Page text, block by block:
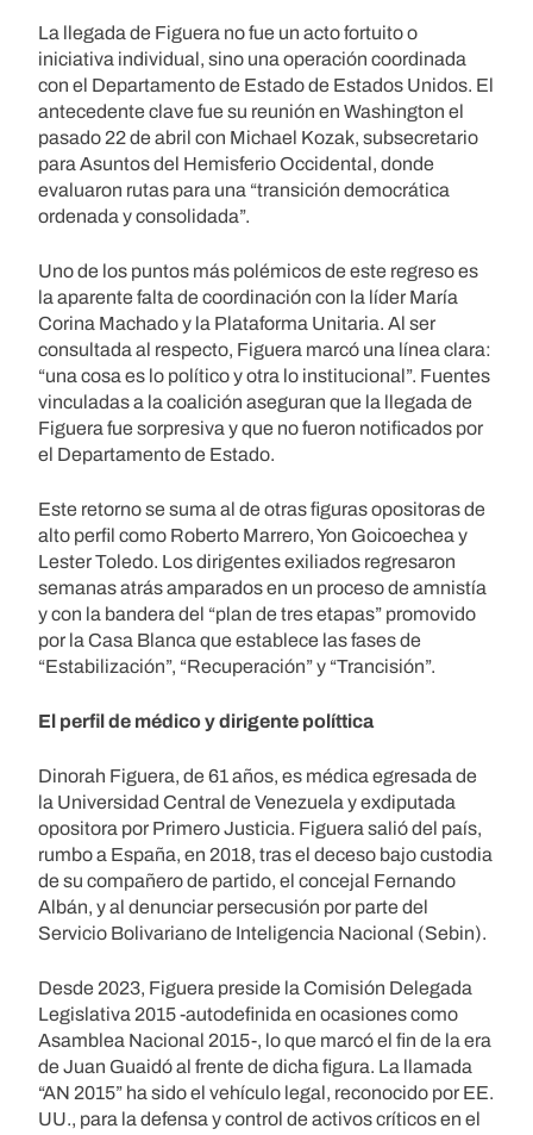
La llegada de Figuera no fue un acto fortuito o
iniciativa individual, sino una operación coordinada
con el Departamento de Estado de Estados Unidos. El
antecedente clave fue su reunión en Washington el
pasado 22 de abril con Michael Kozak, subsecretario
para Asuntos del Hemisferio Occidental, donde
evaluaron rutas para una “transición democrática
ordenada y consolidada”.
Uno de los puntos más polémicos de este regreso es
la aparente falta de coordinación con la líder María
Corina Machado y la Plataforma Unitaria. Al ser
consultada al respecto, Figuera marcó una línea clara:
“una cosa es lo político y otra lo institucional”. Fuentes
vinculadas a la coalición aseguran que la llegada de
Figuera fue sorpresiva y que no fueron notificados por
el Departamento de Estado.
Este retorno se suma al de otras figuras opositoras de
alto perfil como Roberto Marrero, Yon Goicoechea y
Lester Toledo. Los dirigentes exiliados regresaron
semanas atrás amparados en un proceso de amnistía
y con la bandera del “plan de tres etapas” promovido
por la Casa Blanca que establece las fases de
“Estabilización”, “Recuperación” y “Trancisión”.
El perfil de médico y dirigente políttica
Dinorah Figuera, de 61 años, es médica egresada de
la Universidad Central de Venezuela y exdiputada
opositora por Primero Justicia. Figuera salió del país,
rumbo a España, en 2018, tras el deceso bajo custodia
de su compañero de partido, el concejal Fernando
Albán, y al denunciar persecusión por parte del
Servicio Bolivariano de Inteligencia Nacional (Sebin).
Desde 2023, Figuera preside la Comisión Delegada
Legislativa 2015 -autodefinida en ocasiones como
Asamblea Nacional 2015-, lo que marcó el fin de la era
de Juan Guaidó al frente de dicha figura. La llamada
“AN 2015” ha sido el vehículo legal, reconocido por EE.
UU., para la defensa y control de activos críticos en el